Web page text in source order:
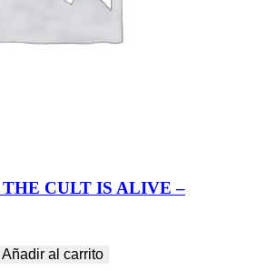
CULT IS ALIVE –
Añadir al carrito